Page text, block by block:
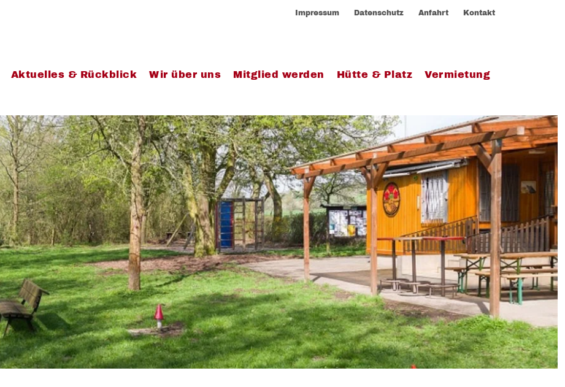
Impressum Datenschutz Anfahrt Kontakt
Aktuelles & Rückblick Wir über uns Mitglied werden Hütte & Platz Vermietung